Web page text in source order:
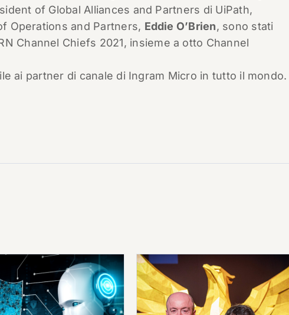
of Global Alliances and Partners di UiPath,
Operations and Partners, Eddie O’Brien, sono stati
Channel Chiefs 2021, insieme a otto Channel
ai partner di canale di Ingram Micro in tutto il mondo.